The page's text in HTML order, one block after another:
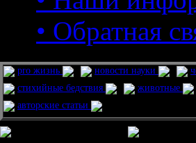
• Обратная
pro жизнь новости науки
стихийные бедствия
животные
авторские статьи